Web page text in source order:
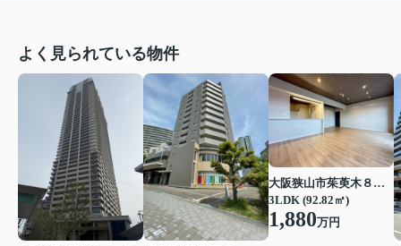
よく見られている物件
大阪狭山市茱萸木８丁目
3LDK (92.82㎡)
1,880万円